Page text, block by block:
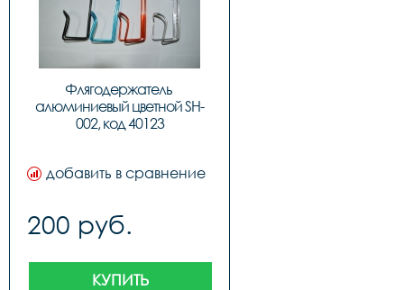
Флягодержатель
алюминиевый цветной SH-
002, код 40123
добавить в сравнение
200 руб.
КУПИТЬ